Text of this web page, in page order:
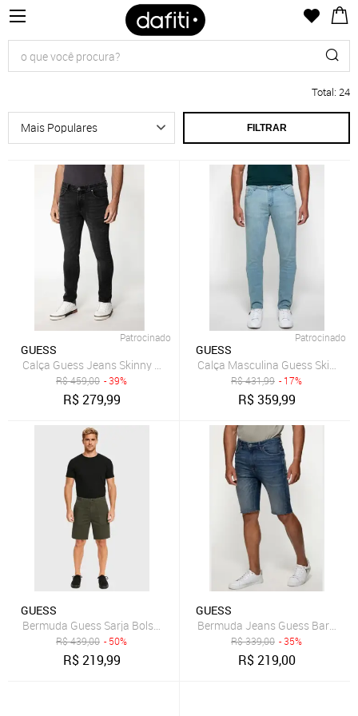
Total: 24
FILTRAR
Patrocinado
GUESS
Calça Guess Jeans Skinny Preto
R$459,00 - 39%
R$279,99
Patrocinado
GUESS
Calça Masculina Guess Skinny
R$431,99 - 17%
R$359,99
GUESS
Bermuda Guess Sarja Bolso Verde Escuro
R$439,00 - 50%
R$219,99
GUESS
Bermuda Jeans Guess Barra A
R$339,00 - 35%
R$219,00